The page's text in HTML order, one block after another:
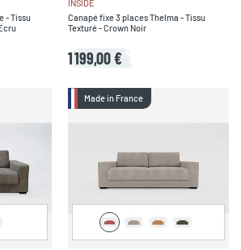
- Tissu
INSIDE
Canapé fixe 3 places Thelma - Tissu
Texturé - Crown Noir
1 199,00 €
Made in France